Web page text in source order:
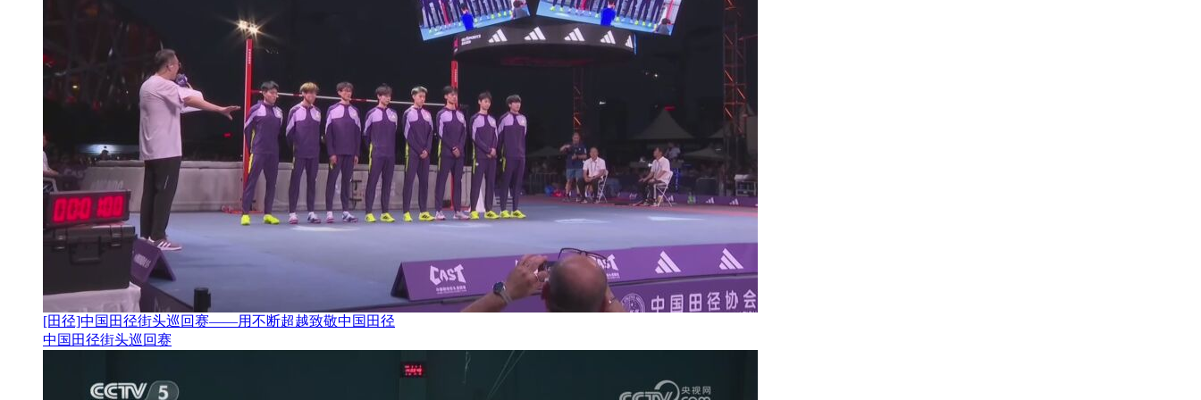
[田径]中国田径街头巡回赛——用不断超越致敬中国田径
中国田径街头巡回赛